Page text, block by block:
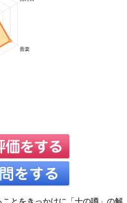
とをきっかけに「十の噂」の解